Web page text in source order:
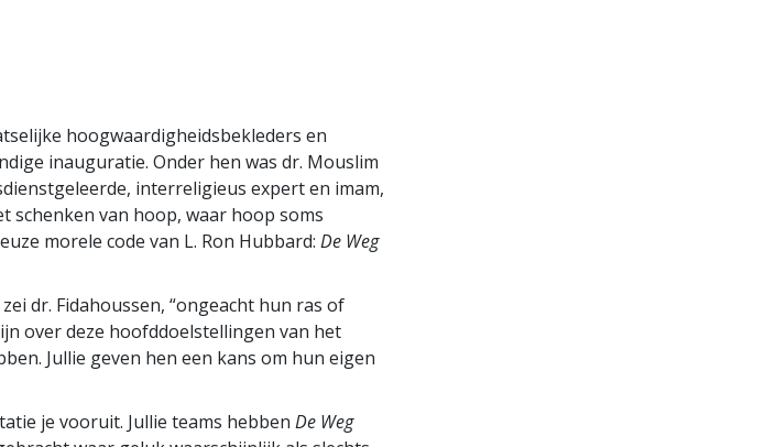
hoogwaardigheids­bekleders en
inauguratie. Onder hen was dr. Mouslim
interreligieus expert en imam,
schenken van hoop, waar hoop soms
morele code van L. Ron Hubbard: De Weg
dr. Fidahoussen, “ongeacht hun ras of
over deze hoofddoelstellingen van het
Jullie geven hen een kans om hun eigen
je vooruit. Jullie teams hebben De Weg